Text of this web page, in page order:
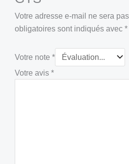
Votre adresse e-mail ne sera
obligatoires sont indiqués avec *
Votre note *
Votre avis *